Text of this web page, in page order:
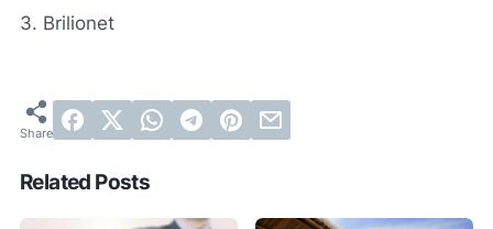
3. Brilionet
Related Posts